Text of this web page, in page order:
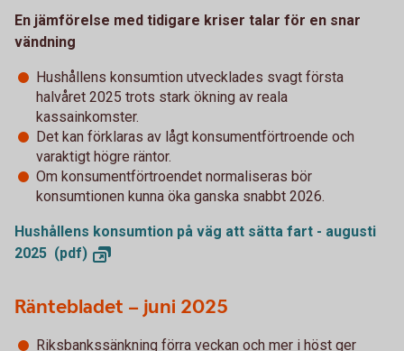
En jämförelse med tidigare kriser talar för en snar
vändning
Hushållens konsumtion utvecklades svagt första
halvåret 2025 trots stark ökning av reala
kassainkomster.
Det kan förklaras av lågt konsumentförtroende och
varaktigt högre räntor.
Om konsumentförtroendet normaliseras bör
konsumtionen kunna öka ganska snabbt 2026.
Hushållens konsumtion på väg att sätta fart - augusti
2025 (pdf)
Räntebladet – juni 2025
Riksbankssänkning förra veckan och mer i höst ger